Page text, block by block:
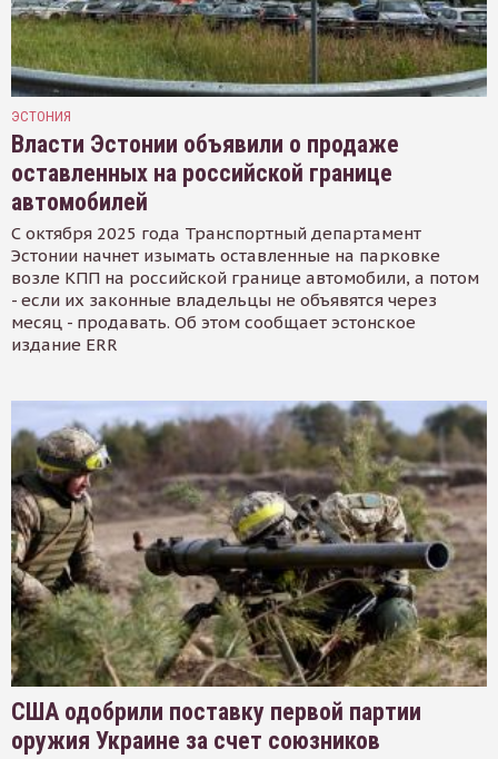
ЭСТОНИЯ
Власти Эстонии объявили о продаже
оставленных на российской границе
автомобилей
С октября 2025 года Транспортный департамент
Эстонии начнет изымать оставленные на парковке
возле КПП на российской границе автомобили, а потом
- если их законные владельцы не объявятся через
месяц - продавать. Об этом сообщает эстонское
издание ERR
США одобрили поставку первой партии
оружия Украине за счет союзников